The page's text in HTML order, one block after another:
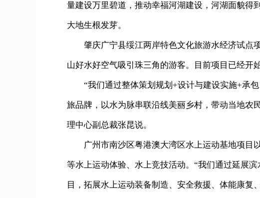
量建设万里碧道，推动幸福河湖建设，河湖面貌得
大地生根发芽。
肇庆广宁县绥江两岸特色文化旅游水经济试点
山好水好空气吸引珠三角的游客。目前项目已经开
“我们通过整体策划规划+设计与建设实施+承
旅品牌，以水为脉串联沿线美丽乡村，带动当地农
理中心副总裁张昆说。
广州市南沙区粤港澳大湾区水上运动基地项目
等水上运动体验、水上竞技活动。“我们通过延展
目，拓展水上运动装备制造、安全救援、体能康复